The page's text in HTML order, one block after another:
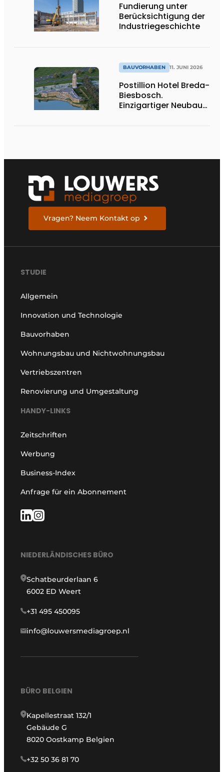
Fundierung unter
Berücksichtigung der
Industriegeschichte
BAUVORHABEN 11. JUNI 2026
Postillion Hotel Breda-
Biesbosch.
Einzigartiger Neubau
Vragen? Neem Kontakt op
STUDIE
Allgemein
Innovation und Technologie
Bauvorhaben
Wohnungsbau und Nichtwohnungsbau
Vertriebszentren
Renovierung und Umgestaltung
HANDY-LINKS
Zeitschriften
Werbung
Business-Index
Anfrage für ein Abonnement
NIEDERLÄNDISCHES BÜRO
Schatbeurderlaan 6
6002 ED Weert
+31 495 450095
info@louwersmediagroep.nl
BÜRO BELGIEN
Kapellestraat 132/1
Gebäude G
8020 Oostkamp Belgien
+32 50 36 81 70